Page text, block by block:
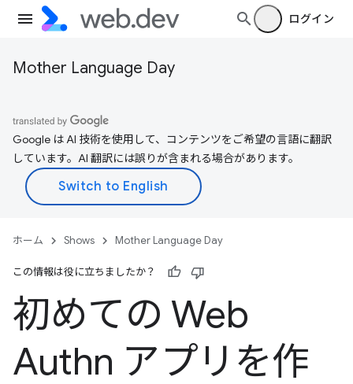
ログイン
Mother Language Day
Google は AI 技術を使用して、コンテンツをご希望の言語に翻訳
しています。AI 翻訳には誤りが含まれる場合があります。
ホーム Shows Mother Language Day
この情報は役に立ちましたか？
初めての Web
Authn アプリを作